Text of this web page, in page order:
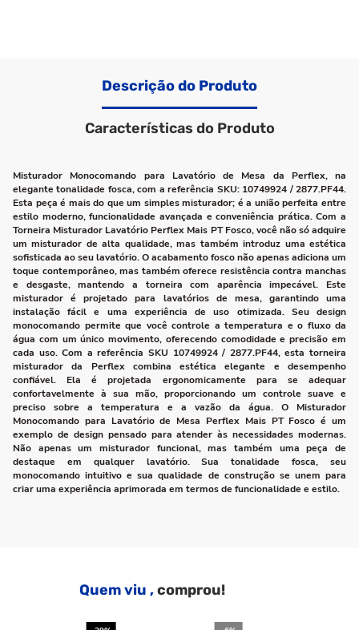
Descrição do Produto
Características do Produto
Misturador Monocomando para Lavatório de Mesa da Perflex, na
elegante tonalidade fosca, com a referência SKU: 10749924 / 2877.PF44.
Esta peça é mais do que um simples misturador; é a união perfeita entre
estilo moderno, funcionalidade avançada e conveniência prática. Com a
Torneira Misturador Lavatório Perflex Mais PT Fosco, você não só adquire
um misturador de alta qualidade, mas também introduz uma estética
sofisticada ao seu lavatório. O acabamento fosco não apenas adiciona um
toque contemporâneo, mas também oferece resistência contra manchas
e desgaste, mantendo a torneira com aparência impecável. Este
misturador é projetado para lavatórios de mesa, garantindo uma
instalação fácil e uma experiência de uso otimizada. Seu design
monocomando permite que você controle a temperatura e o fluxo da
água com um único movimento, oferecendo comodidade e precisão em
cada uso. Com a referência SKU 10749924 / 2877.PF44, esta torneira
misturador da Perflex combina estética elegante e desempenho
confiável. Ela é projetada ergonomicamente para se adequar
confortavelmente à sua mão, proporcionando um controle suave e
preciso sobre a temperatura e a vazão da água. O Misturador
Monocomando para Lavatório de Mesa Perflex Mais PT Fosco é um
exemplo de design pensado para atender às necessidades modernas.
Não apenas um misturador funcional, mas também uma peça de
destaque em qualquer lavatório. Sua tonalidade fosca, seu
monocomando intuitivo e sua qualidade de construção se unem para
criar uma experiência aprimorada em termos de funcionalidade e estilo.
Quem viu ,comprou!